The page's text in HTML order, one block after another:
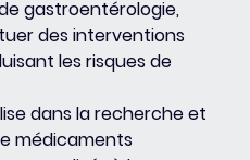
gastroentérologie,
des interventions
les risques de
dans la recherche et
médicaments